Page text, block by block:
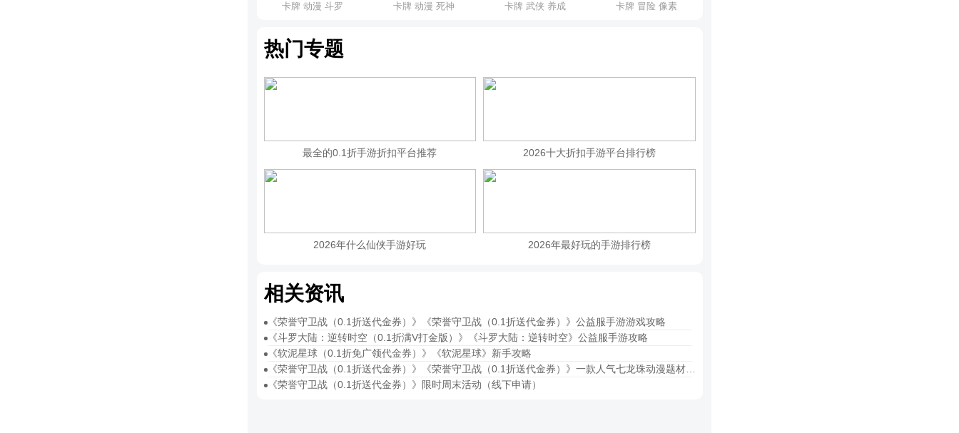
卡牌 动漫 斗罗 卡牌 动漫 死神 卡牌 武侠 养成 卡牌 冒险 像素
热门专题
最全的0.1折手游折扣平台推荐 2026十大折扣手游平台排行榜
2026年什么仙侠手游好玩 2026年最好玩的手游排行榜
相关资讯
《荣誉守卫战（0.1折送代金券）》《荣誉守卫战（0.1折送代金券）》公益服手游游戏攻略
《斗罗大陆：逆转时空（0.1折满V打金版）》《斗罗大陆：逆转时空》公益服手游攻略
《软泥星球（0.1折免广领代金券）》《软泥星球》新手攻略
《荣誉守卫战（0.1折送代金券）》《荣誉守卫战（0.1折送代金券）》一款人气七龙珠动漫题材卡牌公益服手游！
《荣誉守卫战（0.1折送代金券）》限时周末活动（线下申请）